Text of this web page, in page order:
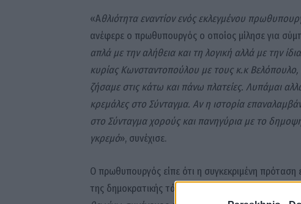
«Αθλιότητα εναντίον ενός εκλεγμένου
ανέφερε ο πρωθυπουργός ο οποίος μίλησε για
απλά με την αλήθεια και τη λογική αλλά με την
κυρίας Κωνσταντοπούλου με τους κ.κ Βελόπουλο,
ζήσαμε στις κάτω και πάνω πλατείες. Λυπάμαι
κρεμάλες στο Σύνταγμα. Αν η ιστορία
στο Σύνταγμα χορούς και πανηγύρια με το
γκρεμό», συνέχισε.
Ο πρωθυπουργός είπε ότι η συγκεκριμένη
της δημοκρατικής τάξης. «